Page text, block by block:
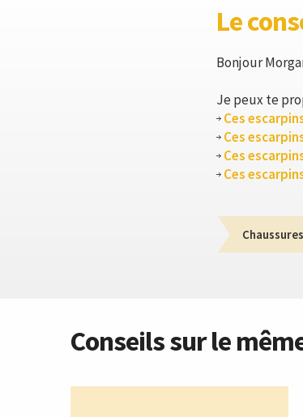
Le
Bonjour
Je peux te
Ces
Ces
Ces
Ces
Chaussures
Conseils sur le